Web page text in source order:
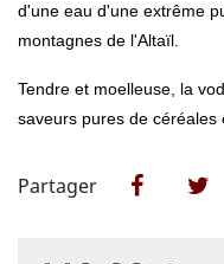
d'une eau d'une extrême
montagnes de l'Altaïl.
Tendre et moelleuse, la
saveurs pures de céréales
Partager Partager